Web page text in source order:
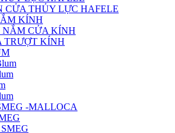
CỬA THỦY LỰC HAFELE
KÍNH
NẮM CỬA KÍNH
TRƯỢT KÍNH
-MALLOCA